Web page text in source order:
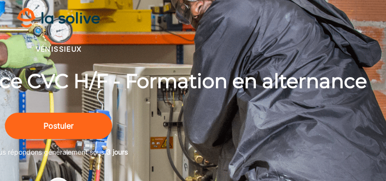
VÉNISSIEUX
CVC H/F - Formation en alternance
Postuler
répondons généralement sous3 jours